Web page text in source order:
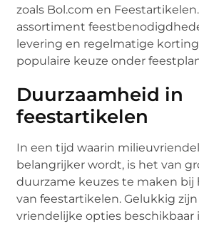
zoals Bol.com en
assortiment
levering en regelmatige
populaire keuze onder
Duurzaamheid in
feestartikelen
In een tijd waarin
belangrijker wordt, is het van
duurzame keuzes te maken bij
van feestartikelen. Gelukkig
vriendelijke opties beschikbaar